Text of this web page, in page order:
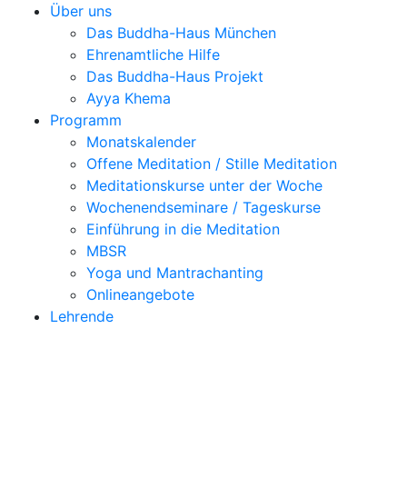
Über uns
Das Buddha-Haus München
Ehrenamtliche Hilfe
Das Buddha-Haus Projekt
Ayya Khema
Programm
Monatskalender
Offene Meditation / Stille Meditation
Meditationskurse unter der Woche
Wochenendseminare / Tageskurse
Einführung in die Meditation
MBSR
Yoga und Mantrachanting
Onlineangebote
Lehrende